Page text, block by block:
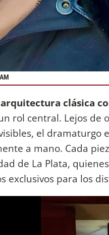
arquitectura clásica
rol central. Lejos de
el dramaturgo
a mano. Cada
de La Plata,
exclusivos para los